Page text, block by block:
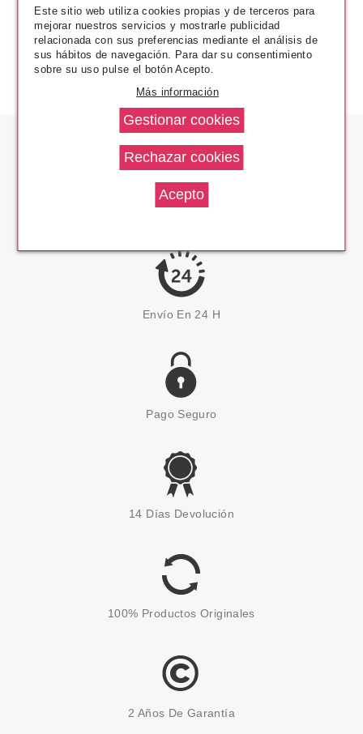
Envío En 24 H
Pago Seguro
14 Días Devolución
100% Productos Originales
2 Años De Garantía
Este sitio web utiliza cookies propias y de terceros para
mejorar nuestros servicios y mostrarle publicidad
relacionada con sus preferencias mediante el análisis de
sus hábitos de navegación. Para dar su consentimiento
sobre su uso pulse el botón Acepto.
Más información